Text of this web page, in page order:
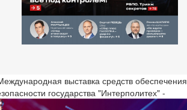
выставка средств обеспечения
государства "Интерполитех" -